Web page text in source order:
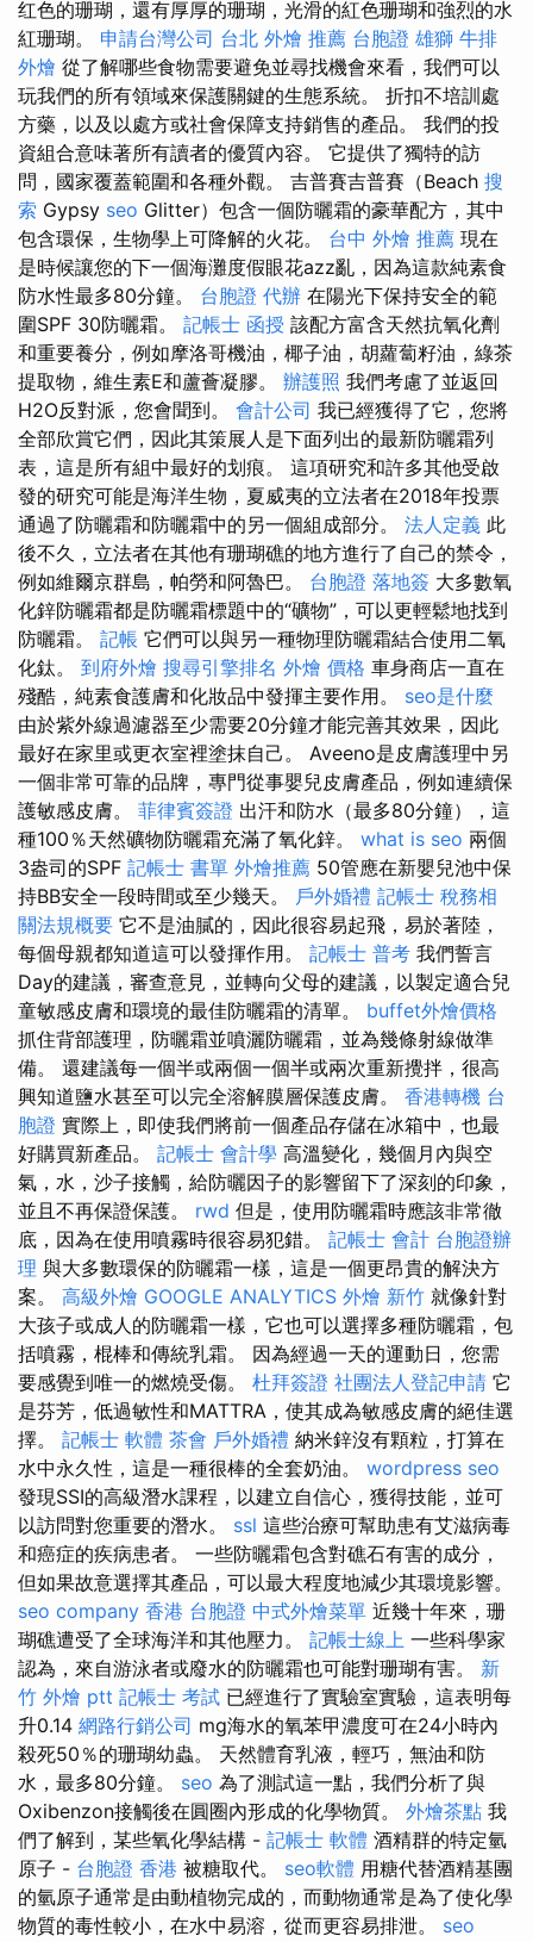
红色的珊瑚，還有厚厚的珊瑚，光滑的紅色珊瑚和強烈的水
紅珊瑚。 申請台灣公司 台北 外燴 推薦 台胞證 雄獅 牛排
外燴 從了解哪些食物需要避免並尋找機會來看，我們可以
玩我們的所有領域來保護關鍵的生態系統。 折扣不培訓處
方藥，以及以處方或社會保障支持銷售的產品。 我們的投
資組合意味著所有讀者的優質內容。 它提供了獨特的訪
問，國家覆蓋範圍和各種外觀。 吉普賽吉普賽（Beach 搜
索 Gypsy seo Glitter）包含一個防曬霜的豪華配方，其中
包含環保，生物學上可降解的火花。 台中 外燴 推薦 現在
是時候讓您的下一個海灘度假眼花azz亂，因為這款純素食
防水性最多80分鐘。 台胞證 代辦 在陽光下保持安全的範
圍SPF 30防曬霜。 記帳士 函授 該配方富含天然抗氧化劑
和重要養分，例如摩洛哥機油，椰子油，胡蘿蔔籽油，綠茶
提取物，維生素E和蘆薈凝膠。 辦護照 我們考慮了並返回
H2O反對派，您會聞到。 會計公司 我已經獲得了它，您將
全部欣賞它們，因此其策展人是下面列出的最新防曬霜列
表，這是所有組中最好的划痕。 這項研究和許多其他受啟
發的研究可能是海洋生物，夏威夷的立法者在2018年投票
通過了防曬霜和防曬霜中的另一個組成部分。 法人定義 此
後不久，立法者在其他有珊瑚礁的地方進行了自己的禁令，
例如維爾京群島，帕勞和阿魯巴。 台胞證 落地簽 大多數氧
化鋅防曬霜都是防曬霜標題中的“礦物”，可以更輕鬆地找到
防曬霜。 記帳 它們可以與另一種物理防曬霜結合使用二氧
化鈦。 到府外燴 搜尋引擎排名 外燴 價格 車身商店一直在
殘酷，純素食護膚和化妝品中發揮主要作用。 seo是什麼
由於紫外線過濾器至少需要20分鐘才能完善其效果，因此
最好在家里或更衣室裡塗抹自己。 Aveeno是皮膚護理中另
一個非常可靠的品牌，專門從事嬰兒皮膚產品，例如連續保
護敏感皮膚。 菲律賓簽證 出汗和防水（最多80分鐘），這
種100％天然礦物防曬霜充滿了氧化鋅。 what is seo 兩個
3盎司的SPF 記帳士 書單 外燴推薦 50管應在新嬰兒池中保
持BB安全一段時間或至少幾天。 戶外婚禮 記帳士 稅務相
關法規概要 它不是油膩的，因此很容易起飛，易於著陸，
每個母親都知道這可以發揮作用。 記帳士 普考 我們誓言
Day的建議，審查意見，並轉向父母的建議，以製定適合兒
童敏感皮膚和環境的最佳防曬霜的清單。 buffet外燴價格
抓住背部護理，防曬霜並噴灑防曬霜，並為幾條射線做準
備。 還建議每一個半或兩個一個半或兩次重新攪拌，很高
興知道鹽水甚至可以完全溶解膜層保護皮膚。 香港轉機 台
胞證 實際上，即使我們將前一個產品存儲在冰箱中，也最
好購買新產品。 記帳士 會計學 高溫變化，幾個月內與空
氣，水，沙子接觸，給防曬因子的影響留下了深刻的印象，
並且不再保證保護。 rwd 但是，使用防曬霜時應該非常徹
底，因為在使用噴霧時很容易犯錯。 記帳士 會計 台胞證辦
理 與大多數環保的防曬霜一樣，這是一個更昂貴的解決方
案。 高級外燴 GOOGLE ANALYTICS 外燴 新竹 就像針對
大孩子或成人的防曬霜一樣，它也可以選擇多種防曬霜，包
括噴霧，棍棒和傳統乳霜。 因為經過一天的運動日，您需
要感覺到唯一的燃燒受傷。 杜拜簽證 社團法人登記申請 它
是芬芳，低過敏性和MATTRA，使其成為敏感皮膚的絕佳選
擇。 記帳士 軟體 茶會 戶外婚禮 納米鋅沒有顆粒，打算在
水中永久性，這是一種很棒的全套奶油。 wordpress seo
發現SSI的高級潛水課程，以建立自信心，獲得技能，並可
以訪問對您重要的潛水。 ssl 這些治療可幫助患有艾滋病毒
和癌症的疾病患者。 一些防曬霜包含對礁石有害的成分，
但如果故意選擇其產品，可以最大程度地減少其環境影響。
seo company 香港 台胞證 中式外燴菜單 近幾十年來，珊
瑚礁遭受了全球海洋和其他壓力。 記帳士線上 一些科學家
認為，來自游泳者或廢水的防曬霜也可能對珊瑚有害。 新
竹 外燴 ptt 記帳士 考試 已經進行了實驗室實驗，這表明每
升0.14 網路行銷公司 mg海水的氧苯甲濃度可在24小時內
殺死50％的珊瑚幼蟲。 天然體育乳液，輕巧，無油和防
水，最多80分鐘。 seo 為了測試這一點，我們分析了與
Oxibenzon接觸後在圓圈內形成的化學物質。 外燴茶點 我
們了解到，某些氧化學結構 - 記帳士 軟體 酒精群的特定氫
原子 - 台胞證 香港 被糖取代。 seo軟體 用糖代替酒精基團
的氫原子通常是由動植物完成的，而動物通常是為了使化學
物質的毒性較小，在水中易溶，從而更容易排泄。 seo